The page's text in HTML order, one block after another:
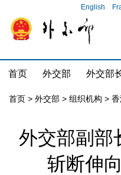
English
首页 外交部 外交部
首页 > 外交部 > 组织机构 >
外交部副部
斩断伸